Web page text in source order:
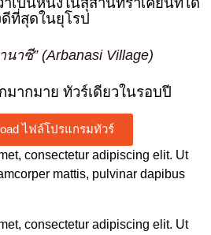
ที่สุดในยุโรป
าซี” (Arbanasi Village)
ากมาย ทัวร์เดียวในรอบปี
ไฟล์โปรแกรมทัวร์
consectetur adipiscing elit. Ut
mattis, pulvinar dapibus
consectetur adipiscing elit. Ut